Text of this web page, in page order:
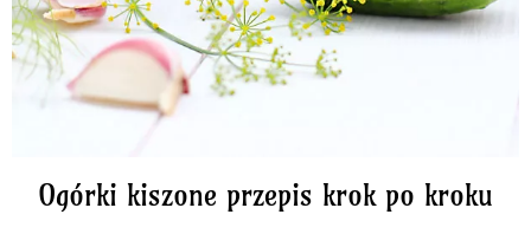
Ogórki kiszone przepis krok po kroku